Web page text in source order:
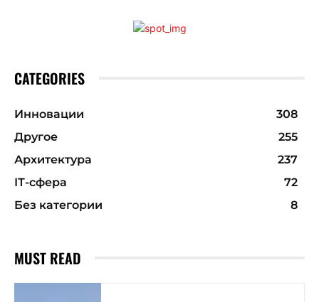
CATEGORIES
Инновации
308
Другое
255
Архитектура
237
ІТ-сфера
72
Без категории
8
MUST READ